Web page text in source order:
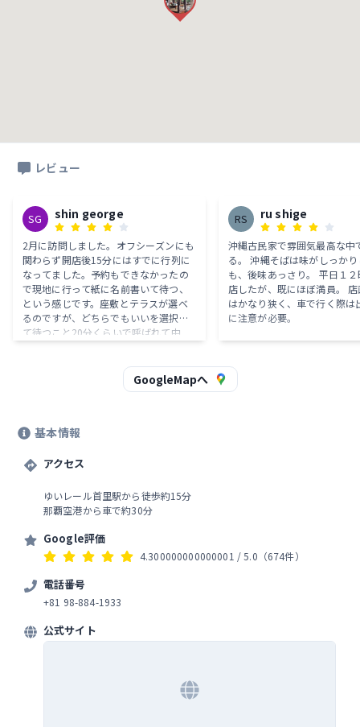
レビュー
SG shin george
2月に訪問しました。オフシーズンにも
関わらず開店後15分にはすでに行列に
なってました。予約もできなかったの
で現地に行って紙に名前書いて待つ、
という感じです。座敷とテラスが選べ
るのですが、どちらでもいいを選択し
て待つこと20分くらいで呼ばれて中
ました。沖縄そばは2種類のセットがメ
インで、ほとんど選択の余地はないで
るのだと思います。味は普通に美味し
感動はしなかったかなぁ。何度もきた
思わなかったです。建物と庭の雰囲気
はありますので一度くるのはいいかと
思います。ただ駐車場がとにかく不便
ですし、一本道なので交差もしずらい
です。きてみても停める場所がない人
もいると思いますが、今回たまたま奥
の公園のパーキングが空いていたので
ラッキーでした。自分たちが帰る開店1
時間半後頃には閉店の札を出していた
ので決まった食数で終了してると思い
ます。あんなに早い時間におわるなん
てあげたほうがいいと思いました。配
膳をしてくれる男子大学生は愛想がよ
RS ru shige
沖縄古民家で雰囲気最高な中
る。 沖縄そばは味がしっか
も、後味あっさり。 平日１
店したが、既にほぼ満員。
はかなり狭く、車で行く際は
に注意が必要。
GoogleMapへ
基本情報
アクセス
ゆいレール首里駅から徒歩約15分
那覇空港から車で約30分
Google評価
4.300000000000001 / 5.0 （674件）
電話番号
+81 98-884-1933
公式サイト